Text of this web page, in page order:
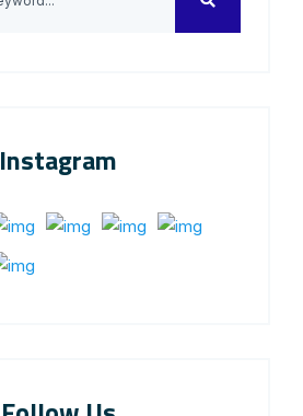
Instagram